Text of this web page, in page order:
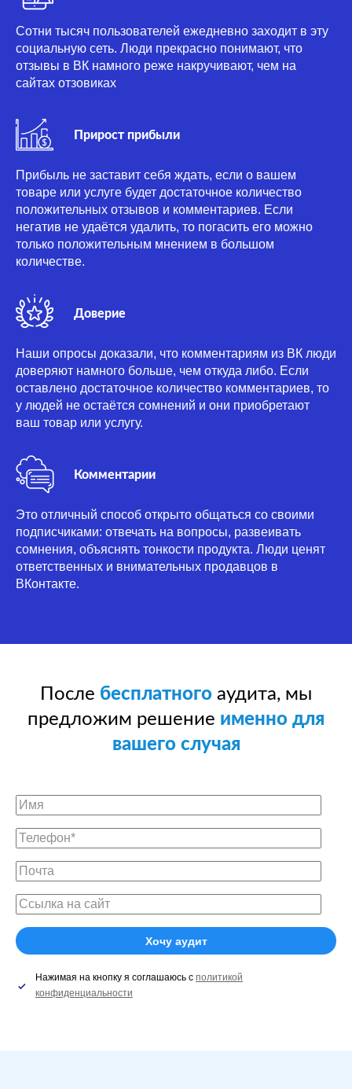
Сотни тысяч пользователей ежедневно заходит в эту
социальную сеть. Люди прекрасно понимают, что
отзывы в ВК намного реже накручивают, чем на
сайтах отзовиках
Прирост прибыли
Прибыль не заставит себя ждать, если о вашем
товаре или услуге будет достаточное количество
положительных отзывов и комментариев. Если
негатив не удаётся удалить, то погасить его можно
только положительным мнением в большом
количестве.
Доверие
Наши опросы доказали, что комментариям из ВК люди
доверяют намного больше, чем откуда либо. Если
оставлено достаточное количество комментариев, то
у людей не остаётся сомнений и они приобретают
ваш товар или услугу.
Комментарии
Это отличный способ открыто общаться со своими
подписчиками: отвечать на вопросы, развеивать
сомнения, объяснять тонкости продукта. Люди ценят
ответственных и внимательных продавцов в
ВКонтакте.
После бесплатного аудита, мы
предложим решение именно для
вашего случая
Нажимая на кнопку я соглашаюсь с политикой
конфиденциальности